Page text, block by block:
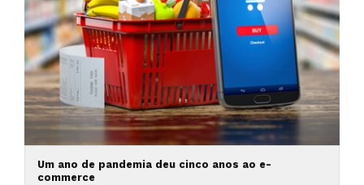
Um ano de pandemia deu cinco anos ao e-
commerce